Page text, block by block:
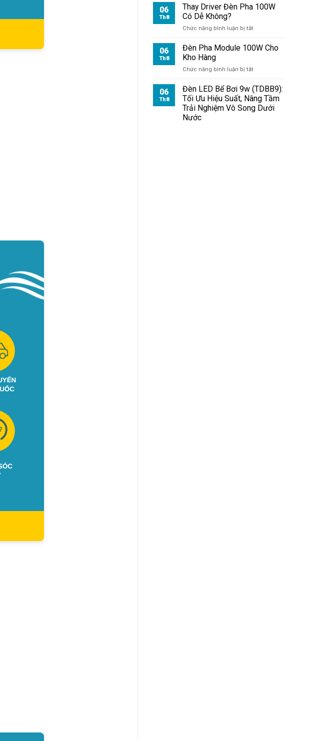
Pha
Pickleball
06
Th8
Thay Driver Đèn Pha 100W
Có Dễ Không?
Chức năng bình luận bị tắt
Driver
Dễ
Không?
06
Th8
Đèn Pha Module 100W Cho
Kho Hàng
Chức năng bình luận bị tắt
Pha
Module
100W
Cho
06
Th8
Đèn LED Bể Bơi 9w (TDBB9):
Tối Ưu Hiệu Suất, Nâng Tầm
Trải Nghiệm Vô Song Dưới
Nước